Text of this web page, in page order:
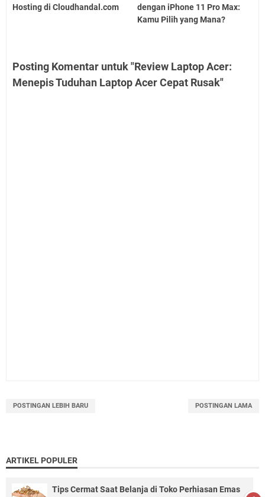
Hosting di Cloudhandal.com
dengan iPhone 11 Pro Max:
Kamu Pilih yang Mana?
Posting Komentar untuk "Review Laptop Acer:
Menepis Tuduhan Laptop Acer Cepat Rusak"
POSTINGAN LEBIH BARU POSTINGAN LAMA
ARTIKEL POPULER
Tips Cermat Saat Belanja di Toko Perhiasan Emas